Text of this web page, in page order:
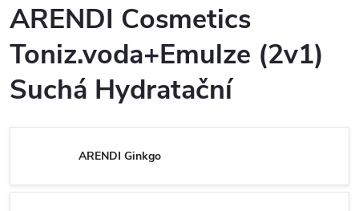
ARENDI Cosmetics
Toniz.voda+Emulze (2v1)
Suchá Hydratační
ARENDI Ginkgo